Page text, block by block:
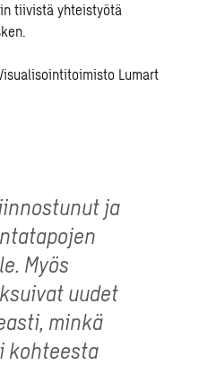
tiivistä yhteistyötä
Lumart
ja
Myös
uudet
minkä
kohteesta